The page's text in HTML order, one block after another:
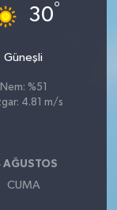
30°
Güneşli
Nem: %51
4.81 m/s
AĞUSTOS
CUMA